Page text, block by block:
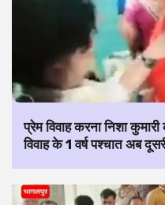
प्रेम विवाह करना निशा
विवाह के 1 वर्ष पश्चात अब